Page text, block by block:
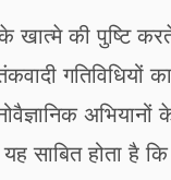
की पुष्टि करते
गतिविधियों
अभियानों
होता है